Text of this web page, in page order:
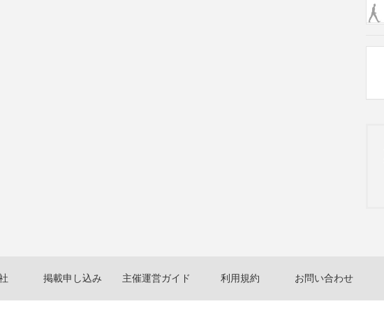
掲載申し込み 主催運営ガイド 利用規約 お問い合わせ